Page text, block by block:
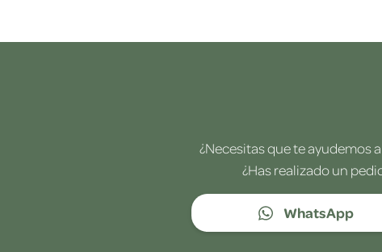
¿Necesitas que te ayudemos
¿Has realizado un
WhatsApp